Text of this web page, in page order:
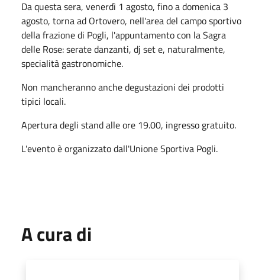
Da questa sera, venerdì 1 agosto, fino a domenica 3
agosto, torna ad Ortovero, nell'area del campo sportivo
della frazione di Pogli, l'appuntamento con la Sagra
delle Rose: serate danzanti, dj set e, naturalmente,
specialità gastronomiche.
Non mancheranno anche degustazioni dei prodotti
tipici locali.
Apertura degli stand alle ore 19.00, ingresso gratuito.
L'evento è organizzato dall'Unione Sportiva Pogli.
A cura di